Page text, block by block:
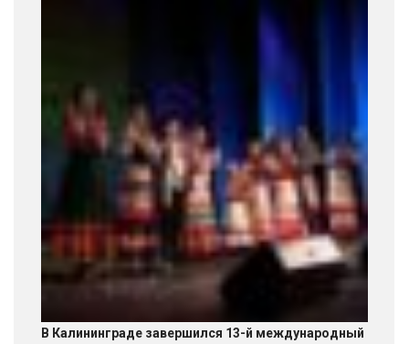
В Калининграде завершился 13-й международный